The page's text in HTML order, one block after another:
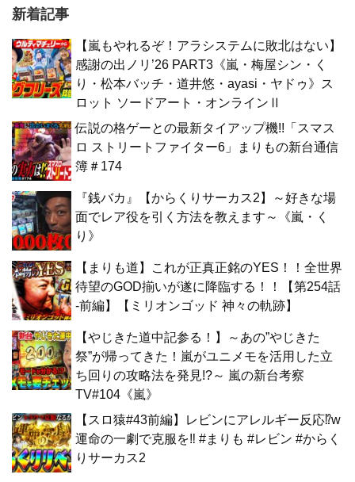
新着記事
【嵐もやれるぞ！アラシステムに敗北はない】
感謝の出ノリ’26 PART3《嵐・梅屋シン・く
り・松本バッチ・道井悠・ayasi・ヤドゥ》ス
ロット ソードアート・オンラインⅡ
伝説の格ゲーとの最新タイアップ機!!「スマス
ロ ストリートファイター6」まりもの新台通信
簿＃174
『銭バカ』【からくりサーカス2】～好きな場
面でレア役を引く方法を教えます～《嵐・く
り》
【まりも道】これが正真正銘のYES！！全世界
待望のGOD揃いが遂に降臨する！！【第254話
-前編】【ミリオンゴッド 神々の軌跡】
【やじきた道中記参る！】～あの”やじきた
祭”が帰ってきた！嵐がユニメモを活用した立
ち回りの攻略法を発見!?～ 嵐の新台考察
TV#104《嵐》
【スロ猿#43前編】レビンにアレルギー反応⁉w
運命の一劇で克服を‼ #まりも #レビン #からく
りサーカス2